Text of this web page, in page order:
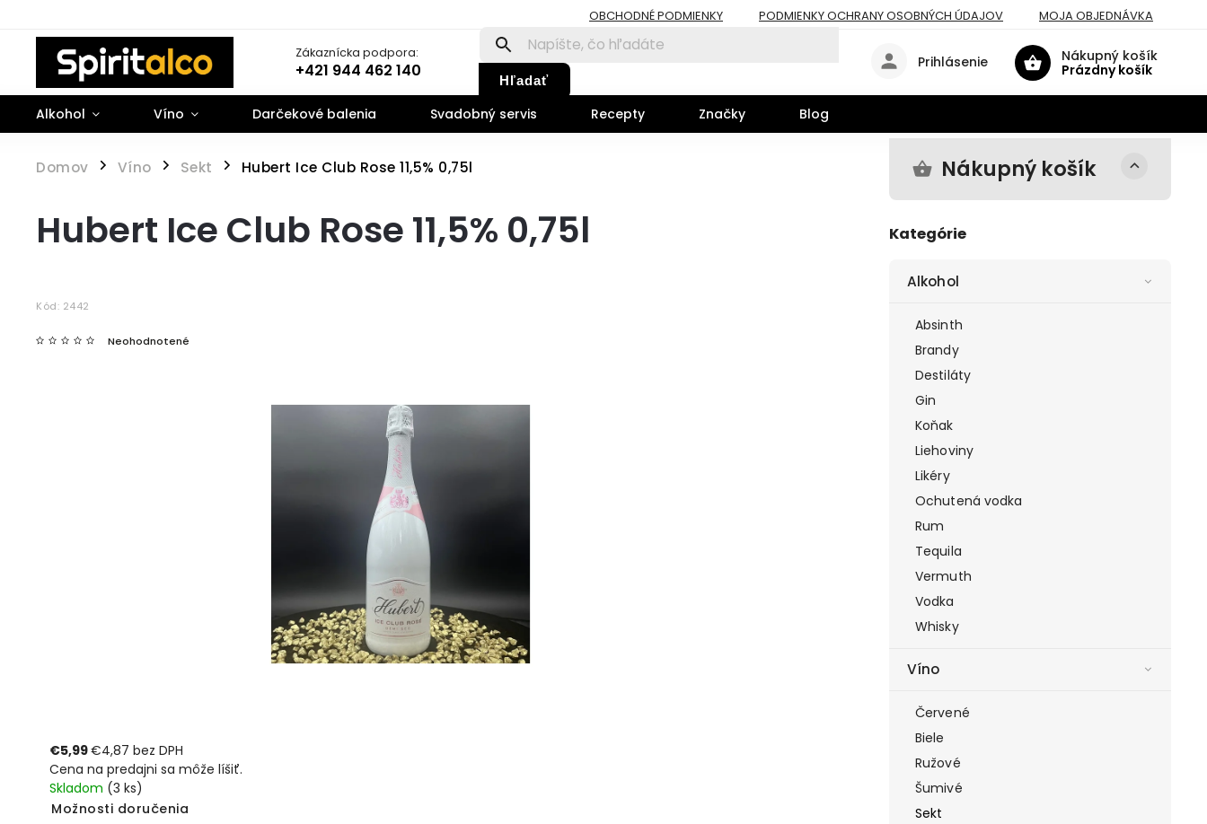
OBCHODNÉ PODMIENKY PODMIENKY OCHRANY OSOBNÝCH ÚDAJOV MOJA OBJEDNÁVKA
Zákaznícka podpora:
+421 944 462 140 Hľadať
Nákupný košík
Prázdny košík
Prihlásenie
Alkohol Víno Darčekové balenia Svadobný servis Recepty Značky Blog
Domov / Víno / Sekt / Hubert Ice Club Rose 11,5% 0,75l Nákupný košík
Kategórie
Alkohol
Absinth
Brandy
Destiláty
Gin
Koňak
Liehoviny
Likéry
Ochutená vodka
Rum
Tequila
Vermuth
Vodka
Whisky
Víno
Červené
Biele
Ružové
Šumivé
Sekt
Hubert Ice Club Rose 11,5% 0,75l
Kód: 2442
Neohodnotené
€5,99€4,87 bez DPH
Cena na predajni sa môže líšiť.
Skladom (3 ks)
Možnosti doručenia